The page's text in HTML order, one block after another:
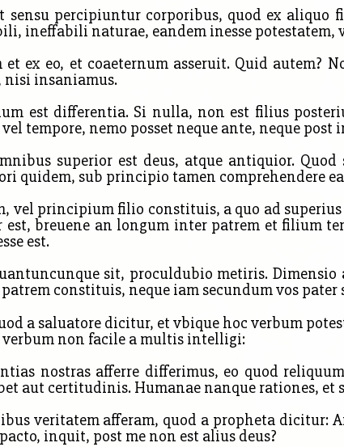
sensu percipiuntur corporibus, quod ex aliquo
ineffabili naturae, eandem inesse potestatem,
et ex eo, et coaeternum asseruit. Quid autem?
nisi insaniamus.
est differentia. Si nulla, non est filius
tempore, nemo posset neque ante, neque post
superior est deus, atque antiquior.
quidem, sub principio tamen comprehendere
vel principium filio constituis, a quo ad superius
breuene an longum inter patrem et filium
est.
sit, proculdubio metiris.
constituis, neque iam secundum vos
a saluatore dicitur, et vbique hoc verbum
non facile a multis intelligi:
nostras afferre differimus, eo quod
aut certitudinis. Humanae nanque rationes, et
veritatem afferam, quod a propheta dicitur:
inquit, post me non est alius deus?